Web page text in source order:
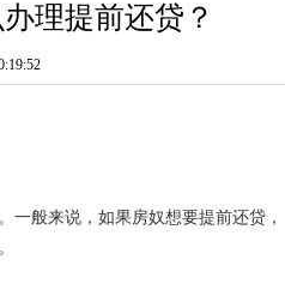
理提前还贷？
一般来说，如果房奴想要提前还贷，